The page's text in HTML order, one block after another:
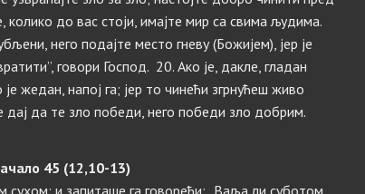
до вас стоји, имајте мир са свима људима.
него подајте место гневу (Божијем), јер је
говори Господ. 20. Ако је, дакле, гладан
жедан, напој га; јер то чинећи згрнућеш живо
да те зло победи, него победи зло добрим.
45 (12,10-13)
сухом; и запиташе га говорећи: „Ваља ли суботом